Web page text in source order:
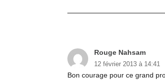
Rouge Nahsam
12 février 2013 à 14:41
Bon courage pour ce grand